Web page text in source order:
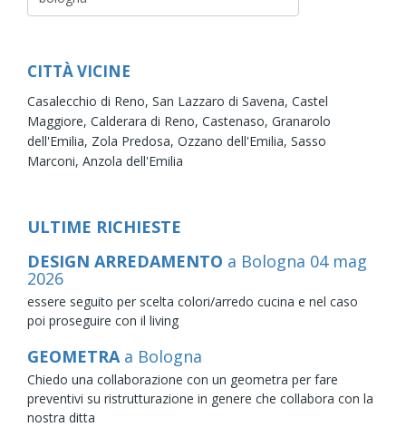
CITTÀ VICINE
Casalecchio di Reno, San Lazzaro di Savena, Castel
Maggiore, Calderara di Reno, Castenaso, Granarolo
dell'Emilia, Zola Predosa, Ozzano dell'Emilia, Sasso
Marconi, Anzola dell'Emilia
ULTIME RICHIESTE
DESIGN ARREDAMENTO a Bologna 04 mag
2026
essere seguito per scelta colori/arredo cucina e nel caso
poi proseguire con il living
GEOMETRA a Bologna
Chiedo una collaborazione con un geometra per fare
preventivi su ristrutturazione in genere che collabora con la
nostra ditta